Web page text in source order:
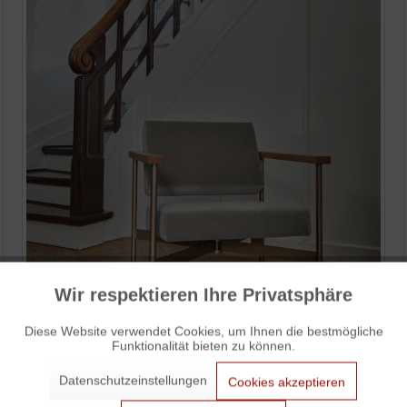
Funktionale Aktiv
Aktiv
Wir respektieren Ihre Privatsphäre
Diese Website verwendet Cookies, um Ihnen die bestmögliche
Funktionalität bieten zu können.
Datenschutzeinstellungen Cookies akzeptieren